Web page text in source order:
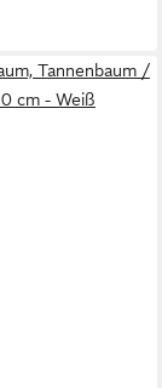
Tannenbaum /
cm - Weiß